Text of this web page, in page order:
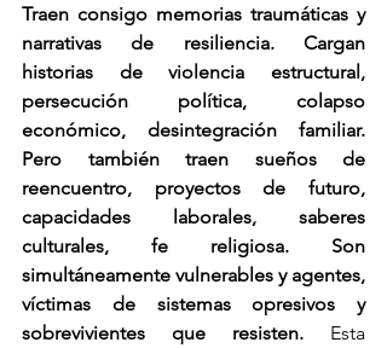
Traen consigo memorias traumáticas y
narrativas de resiliencia. Cargan
historias de violencia estructural,
persecución política, colapso
económico, desintegración familiar.
Pero también traen sueños de
reencuentro, proyectos de futuro,
capacidades laborales, saberes
culturales, fe religiosa. Son
simultáneamente vulnerables y agentes,
víctimas de sistemas opresivos y
sobrevivientes que resisten. Esta